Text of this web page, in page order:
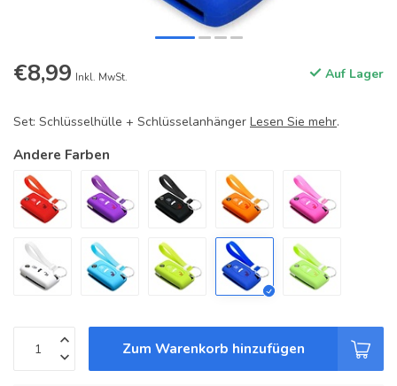
€8,99 Inkl. MwSt. Auf Lager
Set: Schlüsselhülle + Schlüsselanhänger Lesen Sie mehr.
Andere Farben
Zum Warenkorb hinzufügen